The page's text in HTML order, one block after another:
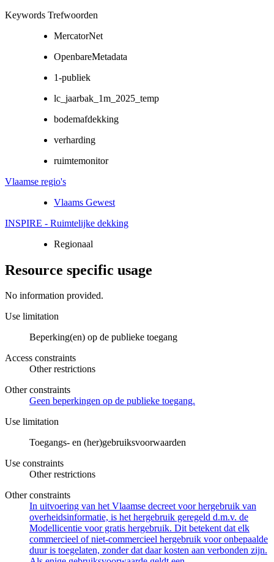
Keywords Trefwoorden
MercatorNet
OpenbareMetadata
1-publiek
lc_jaarbak_1m_2025_temp
bodemafdekking
verharding
ruimtemonitor
Vlaamse regio's
Vlaams Gewest
INSPIRE - Ruimtelijke dekking
Regionaal
Resource specific usage
No information provided.
Use limitation
Beperking(en) op de publieke toegang
Access constraints
Other restrictions
Other constraints
Geen beperkingen op de publieke toegang.
Use limitation
Toegangs- en (her)gebruiksvoorwaarden
Use constraints
Other restrictions
Other constraints
In uitvoering van het Vlaamse decreet voor hergebruik van
overheidsinformatie, is het hergebruik geregeld d.m.v. de
Modellicentie voor gratis hergebruik. Dit betekent dat elk
commercieel of niet-commercieel hergebruik voor onbepaalde
duur is toegelaten, zonder dat daar kosten aan verbonden zijn.